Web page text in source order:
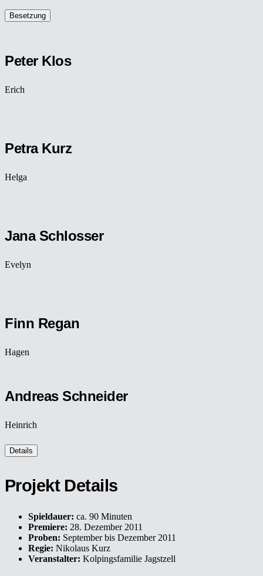
Besetzung
Peter Klos
Erich
Petra Kurz
Helga
Jana Schlosser
Evelyn
Finn Regan
Hagen
Andreas Schneider
Heinrich
Details
Projekt Details
Spieldauer: ca. 90 Minuten
Premiere: 28. Dezember 2011
Proben: September bis Dezember 2011
Regie: Nikolaus Kurz
Veranstalter: Kolpingsfamilie Jagstzell